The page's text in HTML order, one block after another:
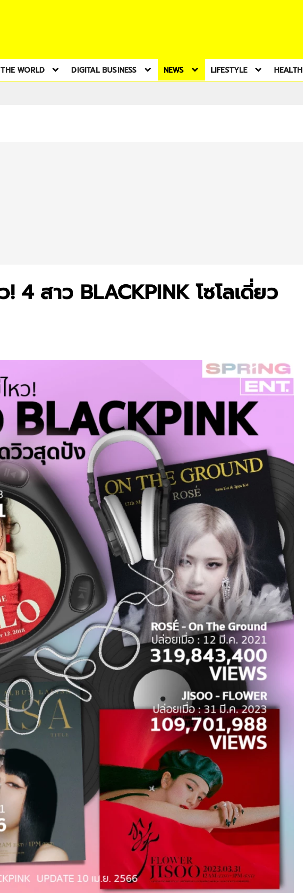
WORLD DIGITAL BUSINESS NEWS LIFESTYLE HEALTH
! 4 สาว BLACKPINK โซโลเดี่ยว